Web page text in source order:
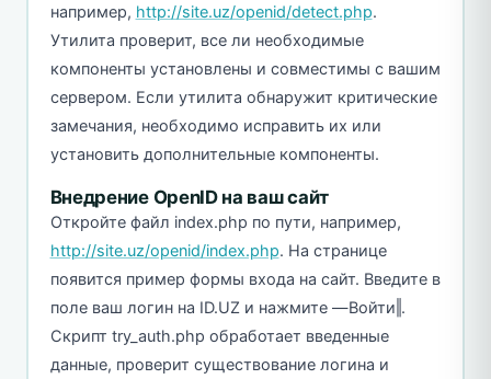
например, http://site.uz/openid/detect.php.
Утилита проверит, все ли необходимые
компоненты установлены и совместимы с вашим
сервером. Если утилита обнаружит критические
замечания, необходимо исправить их или
установить дополнительные компоненты.
Внедрение OpenID на ваш сайт
Откройте файл index.php по пути, например,
http://site.uz/openid/index.php. На странице
появится пример формы входа на сайт. Введите в
поле ваш логин на ID.UZ и нажмите ―Войти‖.
Скрипт try_auth.php обработает введенные
данные, проверит существование логина и